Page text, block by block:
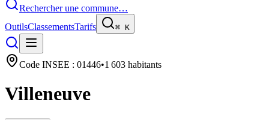
Rechercher une commune…
OutilsClassementsTarifs ⌘ K
Code INSEE : 01446•1 603 habitants
Villeneuve